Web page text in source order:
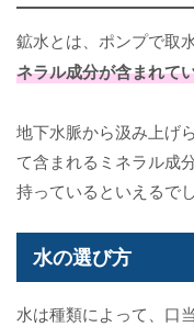
鉱水とは、ポンプで取
ネラル成分が含まれて
地下水脈から汲み上げ
て含まれるミネラル成
持っているといえるでし
水の選び方
水は種類によって、口